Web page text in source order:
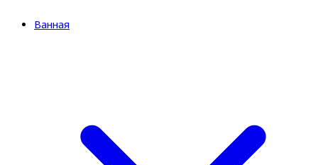
Ванная